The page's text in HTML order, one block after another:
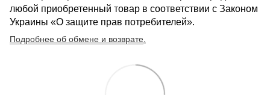
любой приобретенный товар в соответствии с Законом
Украины «О защите прав потребителей».
Подробнее об обмене и возврате